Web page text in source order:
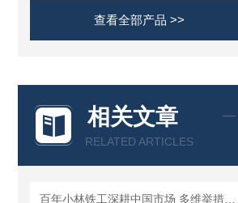
查看全部产品 >>
相关文章
RELATED ARTICLES